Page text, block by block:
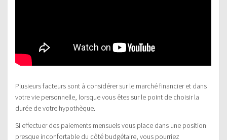
Plusieurs facteurs sont à considérer sur le marché financier et dans
votre vie personnelle, lorsque vous êtes sur le point de choisir la
durée de votre hypothèque.
Si effectuer des paiements mensuels vous place dans une position
presque inconfortable du côté budgétaire, vous pourriez